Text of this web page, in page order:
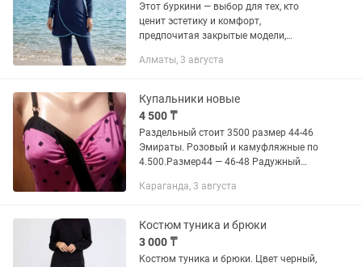
Этот буркини — выбор для тех, кто
ценит эстетику и комфорт,
предпочитая закрытые модели,
спортивная одежда. Модель
женской фигуры...
Алматы, 3 августа
Купальники новые
4 500 ₸
Раздельный стоит 3500 размер 44-46
Эмираты. Розовый и камуфляжные по
4.500.Размер44 — 46-48 Радужный
оверсайз Турция 10.000
Караганда, 3 августа
Костюм туника и брюки
3 000 ₸
Костюм туника и брюки. Цвет черный,